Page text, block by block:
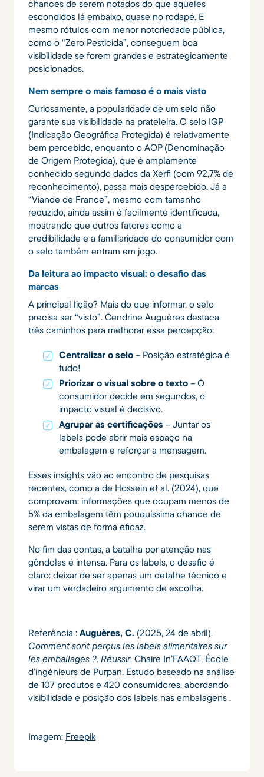
chances de serem notados do que aqueles
escondidos lá embaixo, quase no rodapé. E
mesmo rótulos com menor notoriedade pública,
como o “Zero Pesticida”, conseguem boa
visibilidade se forem grandes e estrategicamente
posicionados.
Nem sempre o mais famoso é o mais visto
Curiosamente, a popularidade de um selo não
garante sua visibilidade na prateleira. O selo IGP
(Indicação Geográfica Protegida) é relativamente
bem percebido, enquanto o AOP (Denominação
de Origem Protegida), que é amplamente
conhecido segundo dados da Xerfi (com 92,7% de
reconhecimento), passa mais despercebido. Já a
“Viande de France”, mesmo com tamanho
reduzido, ainda assim é facilmente identificada,
mostrando que outros fatores como a
credibilidade e a familiaridade do consumidor com
o selo também entram em jogo.
Da leitura ao impacto visual: o desafio das
marcas
A principal lição? Mais do que informar, o selo
precisa ser “visto”. Cendrine Auguères destaca
três caminhos para melhorar essa percepção:
Centralizar o selo – Posição estratégica é
tudo!
Priorizar o visual sobre o texto – O
consumidor decide em segundos, o
impacto visual é decisivo.
Agrupar as certificações – Juntar os
labels pode abrir mais espaço na
embalagem e reforçar a mensagem.
Esses insights vão ao encontro de pesquisas
recentes, como a de Hossein et al. (2024), que
comprovam: informações que ocupam menos de
5% da embalagem têm pouquíssima chance de
serem vistas de forma eficaz.
No fim das contas, a batalha por atenção nas
gôndolas é intensa. Para os labels, o desafio é
claro: deixar de ser apenas um detalhe técnico e
virar um verdadeiro argumento de escolha.
Referência : Auguères, C. (2025, 24 de abril).
Comment sont perçus les labels alimentaires sur
les emballages ?. Réussir, Chaire In’FAAQT, École
d’ingénieurs de Purpan. Estudo baseado na análise
de 107 produtos e 420 consumidores, abordando
visibilidade e posição dos labels nas embalagens .
Imagem: Freepik